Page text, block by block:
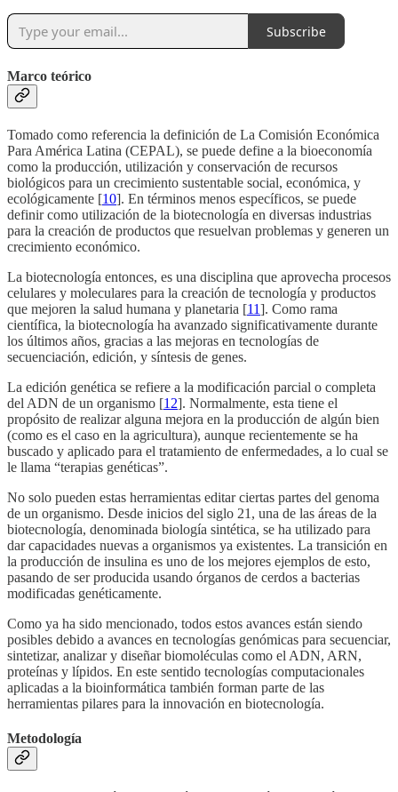
Subscribe
Marco teórico
Tomado como referencia la definición de La Comisión Económica
Para América Latina (CEPAL), se puede define a la bioeconomía
como la producción, utilización y conservación de recursos
biológicos para un crecimiento sustentable social, económica, y
ecológicamente [10]. En términos menos específicos, se puede
definir como utilización de la biotecnología en diversas industrias
para la creación de productos que resuelvan problemas y generen un
crecimiento económico.
La biotecnología entonces, es una disciplina que aprovecha procesos
celulares y moleculares para la creación de tecnología y productos
que mejoren la salud humana y planetaria [11]. Como rama
científica, la biotecnología ha avanzado significativamente durante
los últimos años, gracias a las mejoras en tecnologías de
secuenciación, edición, y síntesis de genes.
La edición genética se refiere a la modificación parcial o completa
del ADN de un organismo [12]. Normalmente, esta tiene el
propósito de realizar alguna mejora en la producción de algún bien
(como es el caso en la agricultura), aunque recientemente se ha
buscado y aplicado para el tratamiento de enfermedades, a lo cual se
le llama “terapias genéticas”.
No solo pueden estas herramientas editar ciertas partes del genoma
de un organismo. Desde inicios del siglo 21, una de las áreas de la
biotecnología, denominada biología sintética, se ha utilizado para
dar capacidades nuevas a organismos ya existentes. La transición en
la producción de insulina es uno de los mejores ejemplos de esto,
pasando de ser producida usando órganos de cerdos a bacterias
modificadas genéticamente.
Como ya ha sido mencionado, todos estos avances están siendo
posibles debido a avances en tecnologías genómicas para secuenciar,
sintetizar, analizar y diseñar biomoléculas como el ADN, ARN,
proteínas y lípidos. En este sentido tecnologías computacionales
aplicadas a la bioinformática también forman parte de las
herramientas pilares para la innovación en biotecnología.
Metodología